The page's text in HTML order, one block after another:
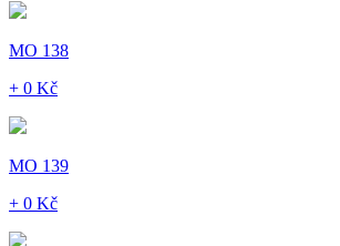
MO 138
+ 0 Kč
MO 139
+ 0 Kč